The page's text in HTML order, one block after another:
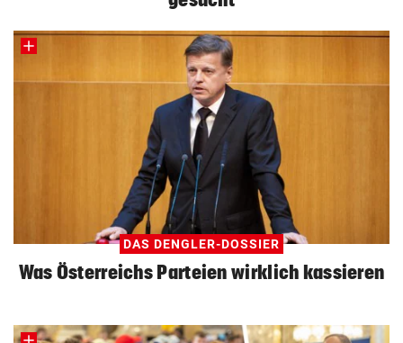
DAS DENGLER-DOSSIER
Was Österreichs Parteien wirklich kassieren